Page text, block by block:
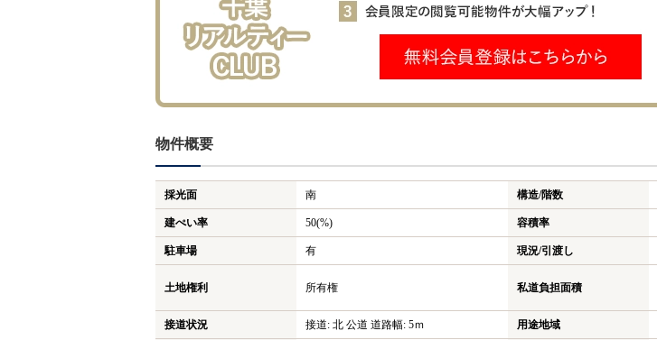
物件概要
採光面 南 構造/階数
建ぺい率 50(%) 容積率
駐車場 有 現況/引渡し
土地権利 所有権 私道負担面積
接道状況 接道: 北 公道 道路幅: 5ｍ 用途地域